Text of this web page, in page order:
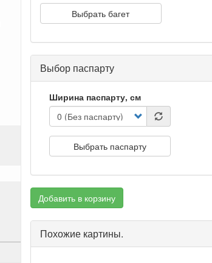
Выбрать багет
Выбор паспарту
Ширина паспарту, см
Выбрать паспарту
Добавить в корзину
Похожие картины.